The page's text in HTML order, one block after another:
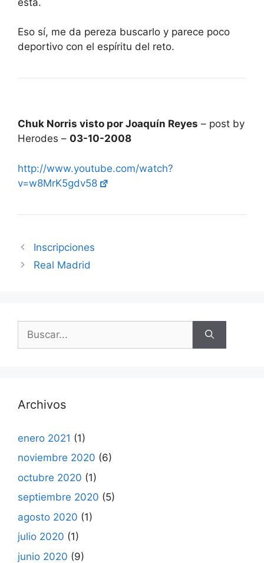
Eso sí, me da pereza buscarlo y parece poco
deportivo con el espíritu del reto.
Chuk Norris visto por Joaquín Reyes – post by
Herodes – 03-10-2008
http://www.youtube.com/watch?
v=w8MrK5gdv58
Inscripciones
Real Madrid
Archivos
enero 2021 (1)
noviembre 2020 (6)
octubre 2020 (1)
septiembre 2020 (5)
agosto 2020 (1)
julio 2020 (1)
junio 2020 (9)